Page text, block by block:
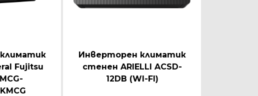
Fujitsu
Инверторен климатик
стенен ARIELLI ACSD-
12DB (WI-FI)